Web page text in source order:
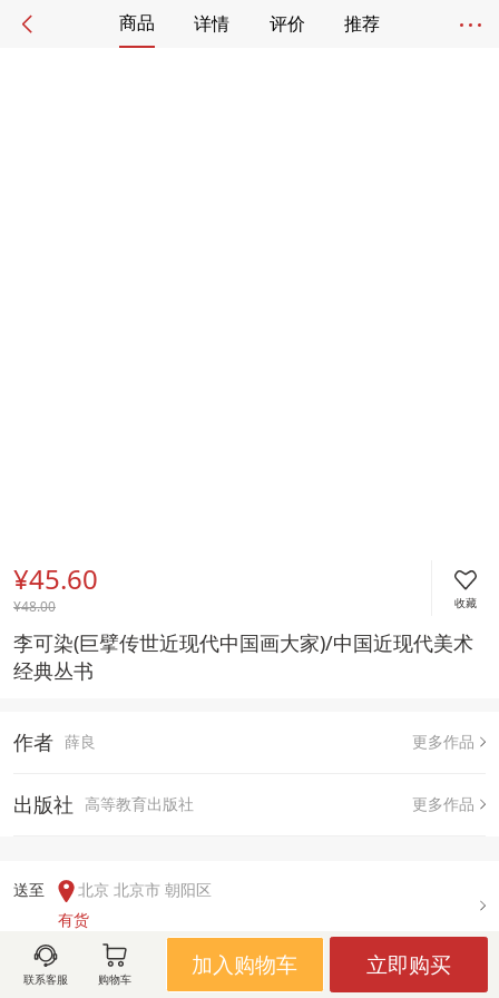
商品 详情 评价 推荐
¥45.60
¥48.00 收藏
李可染(巨擘传世近现代中国画大家)/中国近现代美术
经典丛书
作者 薛良 更多作品
出版社 高等教育出版社 更多作品
送至
北京 北京市 朝阳区
有货
联系客服 购物车
加入购物车 立即购买